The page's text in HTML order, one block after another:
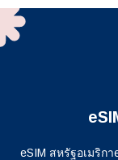
eSIM สหรัฐอเมริกา